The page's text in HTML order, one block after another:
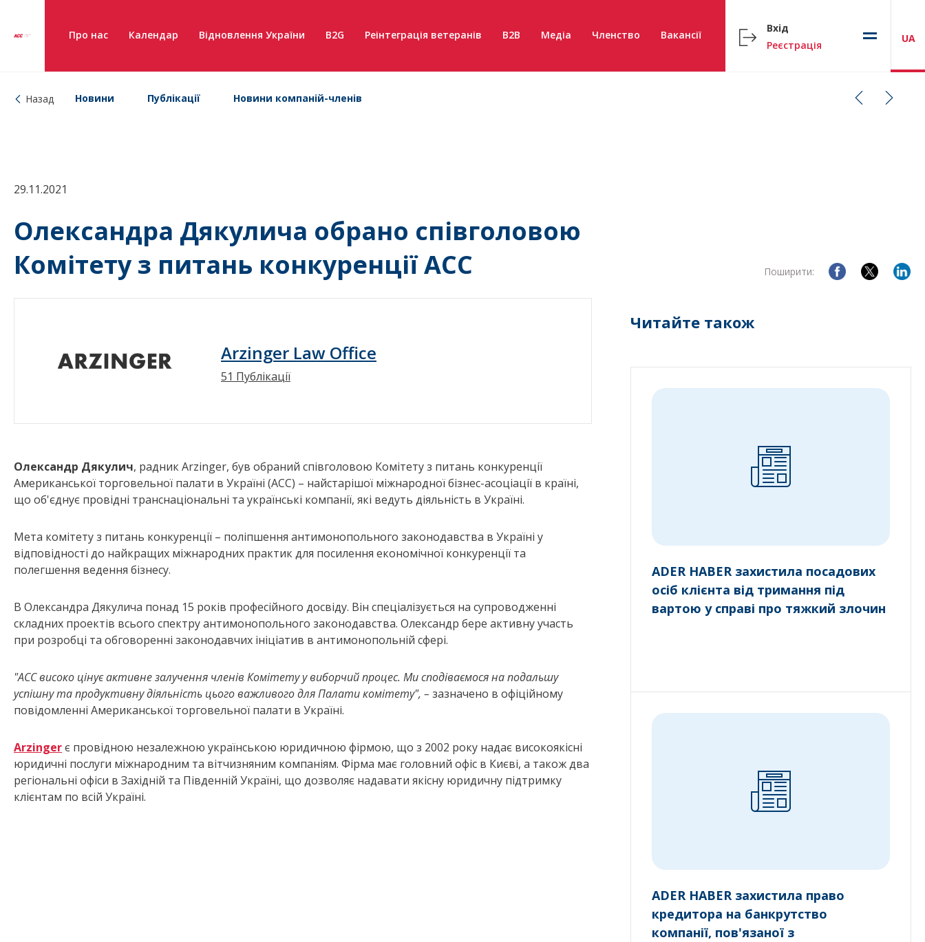
Про нас Календар Відновлення України B2G Реінтеграція ветеранів B2B Медіа Членство Вакансії
Вхід
Реєстрація
UA
Назад Новини Публікації Новини компаній-членів
29.11.2021
Олександра Дякулича обрано співголовою
Комітету з питань конкуренції АСС
Поширити:
Arzinger Law Office
51 Публікації
Олександр Дякулич, радник Arzinger, був обраний співголовою Комітету з питань конкуренції
Американської торговельної палати в Україні (АСС) – найстарішої міжнародної бізнес-асоціації в країні,
що об'єднує провідні транснаціональні та українські компанії, які ведуть діяльність в Україні.
Мета комітету з питань конкуренції – поліпшення антимонопольного законодавства в Україні у
відповідності до найкращих міжнародних практик для посилення економічної конкуренції та
полегшення ведення бізнесу.
В Олександра Дякулича понад 15 років професійного досвіду. Він спеціалізується на супроводженні
складних проектів всього спектру антимонопольного законодавства. Олександр бере активну участь
при розробці та обговоренні законодавчих ініціатив в антимонопольній сфері.
"АСС високо цінує активне залучення членів Комітету у виборчий процес. Ми сподіваємося на подальшу
успішну та продуктивну діяльність цього важливого для Палати комітету", – зазначено в офіційному
повідомленні Американської торговельної палати в Україні.
Arzingerє провідною незалежною українською юридичною фірмою, що з 2002 року надає високоякісні
юридичні послуги міжнародним та вітчизняним компаніям. Фірма має головний офіс в Києві, а також два
регіональні офіси в Західній та Південній Україні, що дозволяє надавати якісну юридичну підтримку
клієнтам по всій Україні.
Читайте також
ADER HABER захистила посадових
осіб клієнта від тримання під
вартою у справі про тяжкий злочин
ADER HABER захистила право
кредитора на банкрутство
компанії, пов'язаної з